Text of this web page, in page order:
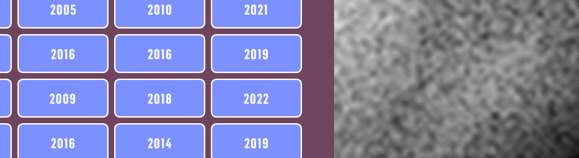
2005 2010 2021
2016 2016 2019
2009 2018 2022
2016 2014 2019